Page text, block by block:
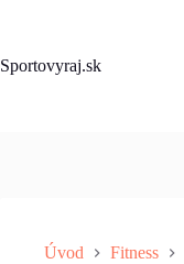
Sportovyraj.sk
Úvod Fitness